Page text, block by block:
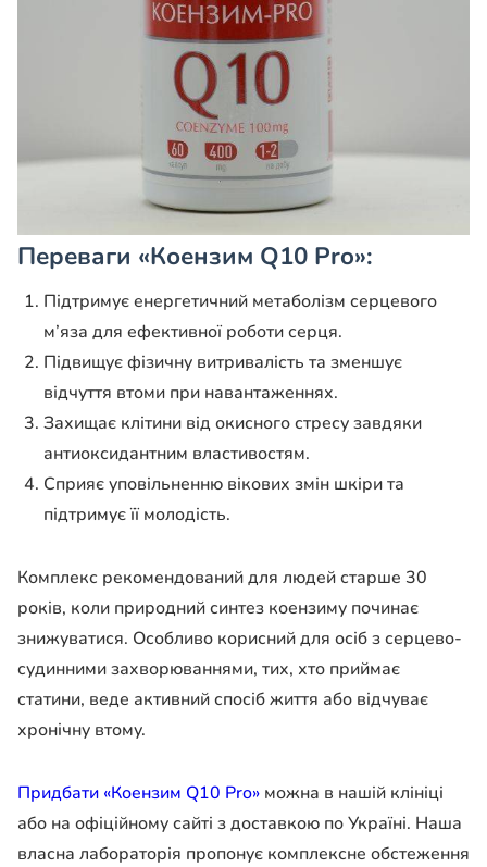
Переваги «Коензим Q10 Pro»:
Підтримує енергетичний метаболізм серцевого
м’яза для ефективної роботи серця.
Підвищує фізичну витривалість та зменшує
відчуття втоми при навантаженнях.
Захищає клітини від окисного стресу завдяки
антиоксидантним властивостям.
Сприяє уповільненню вікових змін шкіри та
підтримує її молодість.
Комплекс рекомендований для людей старше 30
років, коли природний синтез коензиму починає
знижуватися. Особливо корисний для осіб з серцево-
судинними захворюваннями, тих, хто приймає
статини, веде активний спосіб життя або відчуває
хронічну втому.
Придбати «Коензим Q10 Pro» можна в нашій клініці
або на офіційному сайті з доставкою по Україні. Наша
власна лабораторія пропонує комплексне обстеження